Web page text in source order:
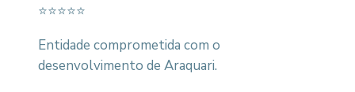
⭐⭐⭐⭐⭐
Entidade comprometida com o
desenvolvimento de Araquari.